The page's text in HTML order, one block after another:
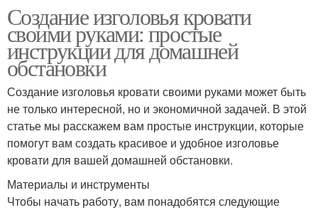
Создание изголовья кровати
своими руками: простые
инструкции для домашней
обстановки
Создание изголовья кровати своими руками может быть
не только интересной, но и экономичной задачей. В этой
статье мы расскажем вам простые инструкции, которые
помогут вам создать красивое и удобное изголовье
кровати для вашей домашней обстановки.
Материалы и инструменты
Чтобы начать работу, вам понадобятся следующие